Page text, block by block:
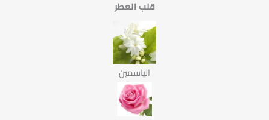
قلب العطر
الياسمين